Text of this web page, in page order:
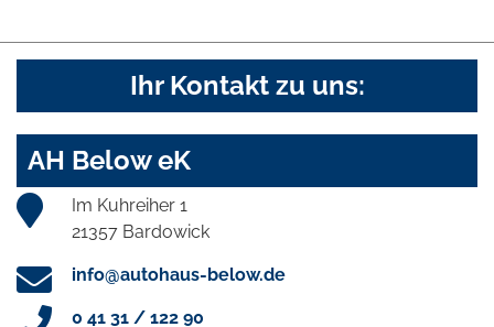
Ihr Kontakt zu uns:
AH Below eK
Im Kuhreiher 1
21357 Bardowick
info@autohaus-below.de
0 41 31 / 122 90